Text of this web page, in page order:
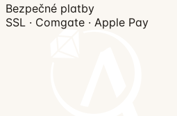
Bezpečné platby
SSL · Comgate · Apple Pay